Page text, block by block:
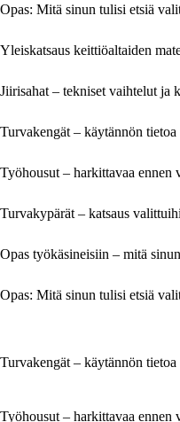
Opas: Mitä sinun tulisi etsiä
Yleiskatsaus keittiöaltaiden
Jiirisahat – tekniset vaihtelut ja
Turvakengät – käytännön
Työhousut – harkittavaa ennen
Turvakypärät – katsaus
Opas työkäsineisiin – mitä
Opas: Mitä sinun tulisi etsiä
Turvakengät – käytännön
Työhousut – harkittavaa ennen